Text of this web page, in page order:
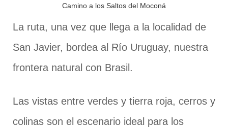
Camino a los Saltos del Moconá
La ruta, una vez que llega a la localidad de
San Javier, bordea al Río Uruguay, nuestra
frontera natural con Brasil.
Las vistas entre verdes y tierra roja, cerros y
colinas son el escenario ideal para los